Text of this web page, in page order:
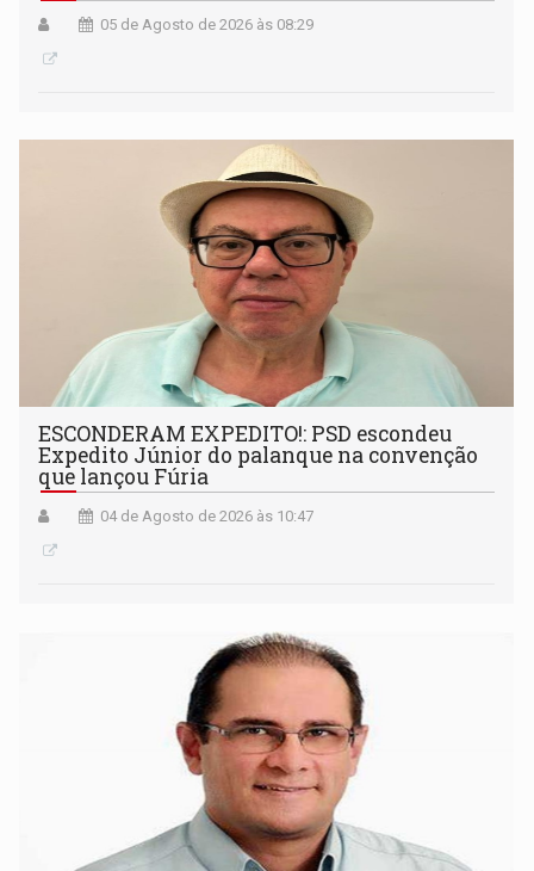
05 de Agosto de 2026 às 08:29
ESCONDERAM EXPEDITO!: PSD escondeu
Expedito Júnior do palanque na convenção
que lançou Fúria
04 de Agosto de 2026 às 10:47